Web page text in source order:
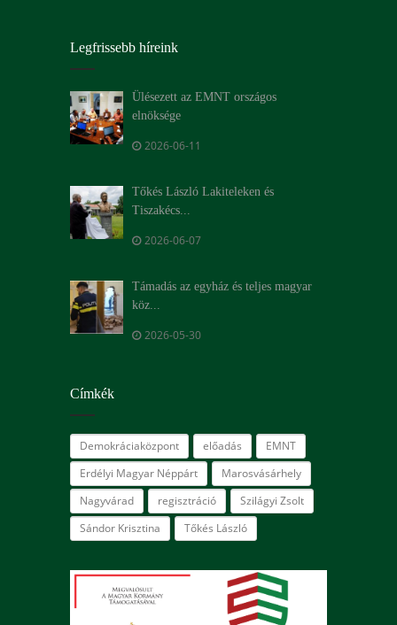
Legfrissebb híreink
Ülésezett az EMNT országos
elnöksége
2026-06-11
Tőkés László Lakiteleken és
Tiszakécs...
2026-06-07
Támadás az egyház és teljes magyar
köz...
2026-05-30
Címkék
Demokráciaközpont előadás
EMNT
Erdélyi Magyar Néppárt
Marosvásárhely
Nagyvárad
regisztráció
Szilágyi Zsolt
Sándor Krisztina
Tőkés László